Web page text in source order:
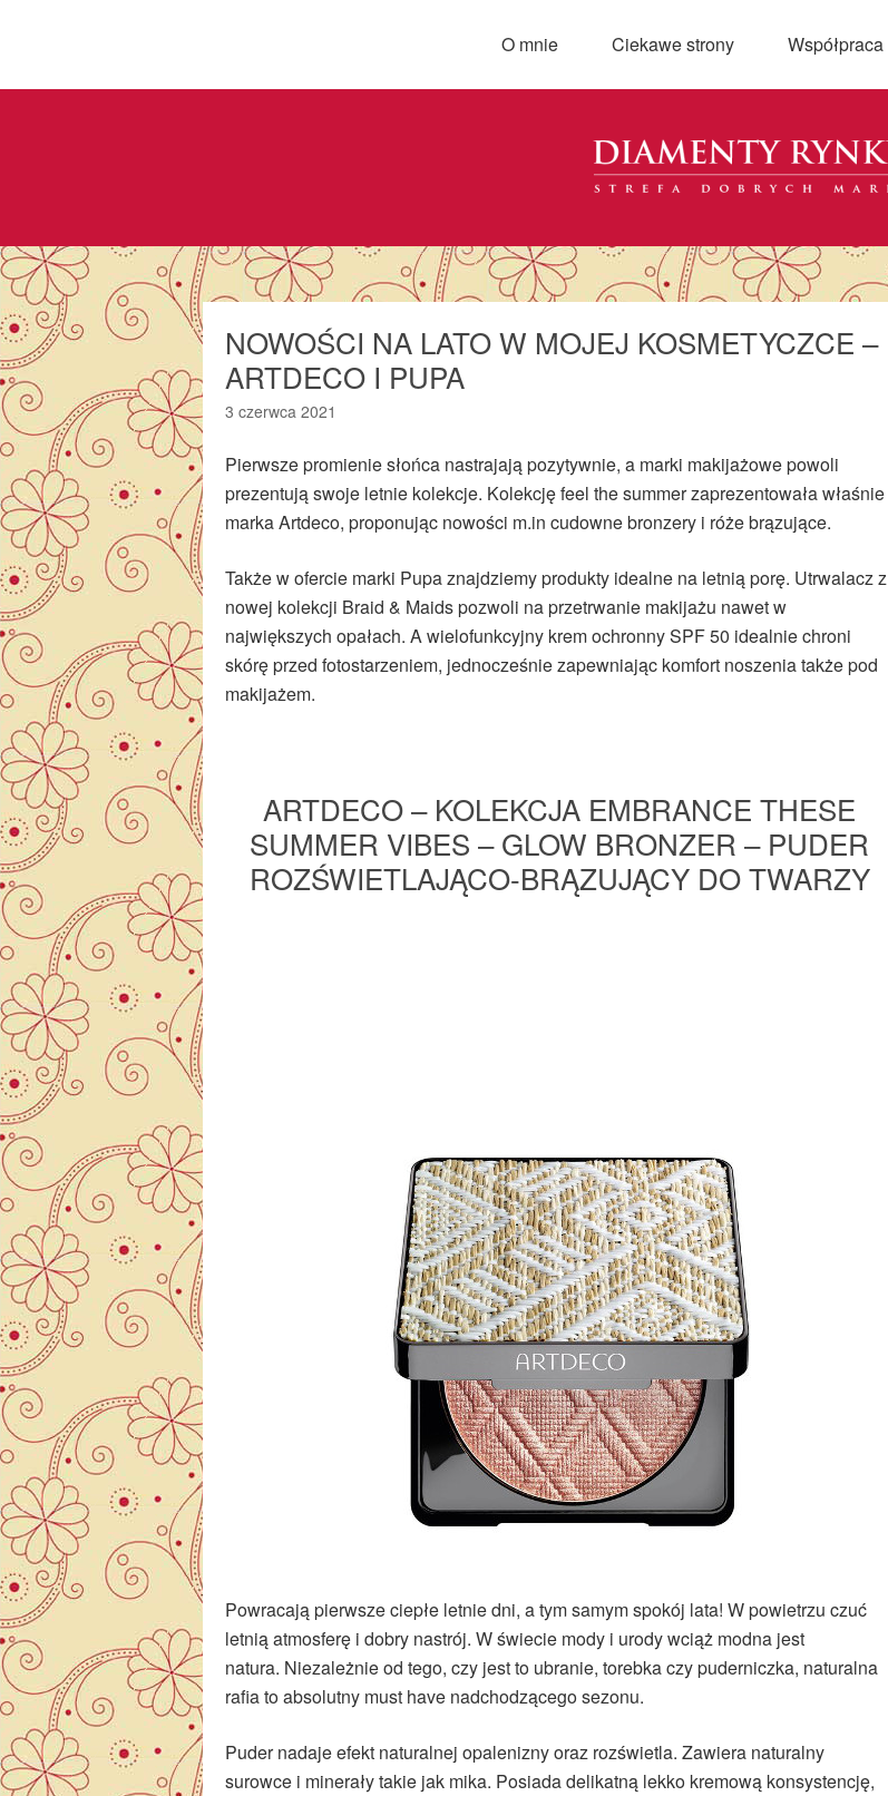
O mnie Ciekawe strony Współpraca
NOWOŚCI NA LATO W MOJEJ KOSMETYCZCE –
ARTDECO I PUPA
3 czerwca 2021
Pierwsze promienie słońca nastrajają pozytywnie, a marki makijażowe powoli
prezentują swoje letnie kolekcje. Kolekcję feel the summer zaprezentowała właśnie
marka Artdeco, proponując nowości m.in cudowne bronzery i róże brązujące.
Także w ofercie marki Pupa znajdziemy produkty idealne na letnią porę. Utrwalacz z
nowej kolekcji Braid & Maids pozwoli na przetrwanie makijażu nawet w
największych opałach. A wielofunkcyjny krem ochronny SPF 50 idealnie chroni
skórę przed fotostarzeniem, jednocześnie zapewniając komfort noszenia także pod
makijażem.
ARTDECO – KOLEKCJA EMBRANCE THESE
SUMMER VIBES – GLOW BRONZER – PUDER
ROZŚWIETLAJĄCO-BRĄZUJĄCY DO TWARZY
Powracają pierwsze ciepłe letnie dni, a tym samym spokój lata! W powietrzu czuć
letnią atmosferę i dobry nastrój. W świecie mody i urody wciąż modna jest
natura. Niezależnie od tego, czy jest to ubranie, torebka czy puderniczka, naturalna
rafia to absolutny must have nadchodzącego sezonu.
Puder nadaje efekt naturalnej opalenizny oraz rozświetla. Zawiera naturalny
surowce i minerały takie jak mika. Posiada delikatną lekko kremową konsystencję,